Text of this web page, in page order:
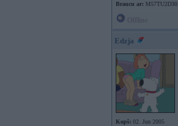
Braucu ar: M57TU2D30
Edzja
Kopš: 02. Jun 2005